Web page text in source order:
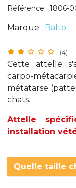
Référence : 1806-
Marque : Balto
(4)
Cette attelle
carpo-
métatarse
chats.
Attelle
installation
Quelle taille